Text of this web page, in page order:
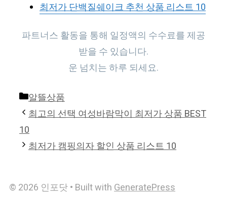
최저가 단백질쉐이크 추천 상품 리스트 10
파트너스 활동을 통해 일정액의 수수료를 제공
받을 수 있습니다.
운 넘치는 하루 되세요.
Categories
알뜰상품
최고의 선택 여성바람막이 최저가 상품 BEST
10
최저가 캠핑의자 할인 상품 리스트 10
© 2026 인포닷• Built withGeneratePress